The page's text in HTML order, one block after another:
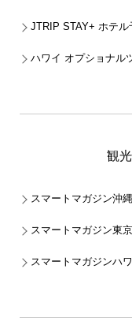
JTRIP STAY+ ホテル
ハワイ オプショナル
観
スマートマガジン沖縄
スマートマガジン東京
スマートマガジンハ